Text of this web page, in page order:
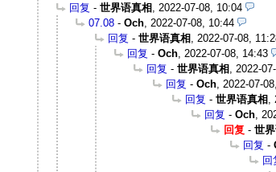
回复 - 世界语真相
2022-07-08, 10:04
07.08 - Och 2022-07-08, 10:44
回复 - 世界语真相
2022-07-08,
回复 - Och 2022-07-08, 14:43
回复 - 世界语真相
2022-
回复 - Och 2022-07-
回复 - 世界语真相
回复 - Och
回复 - 世
回复 -
回